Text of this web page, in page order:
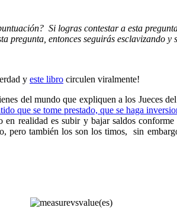
Si logras contestar a esta
pregunta, entonces seguirás esclavizando y
y este libro circulen viralmente!
del mundo que expliquen a los Jueces
que se tome prestado, que se haga
realidad es subir y bajar saldos
también los son los timos, sin